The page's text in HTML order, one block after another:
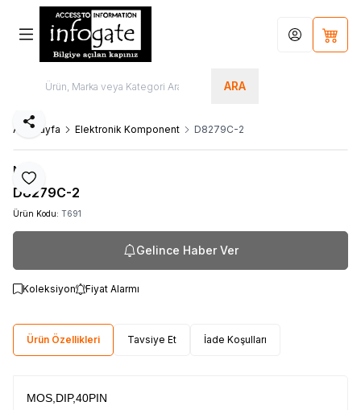
ARA
Hesabım
Ana Sayfa Elektronik Komponent D8279C-2
Favoriye Ekle
Paylaş
NEC
D8279C-2
Ürün Kodu: T691
Gelince Haber Ver
Koleksiyon Fiyat Alarmı
Ürün Özellikleri Tavsiye Et İade Koşulları
MOS,DIP,40PIN